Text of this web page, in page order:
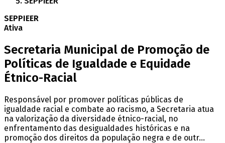
SEPPIEER
Ativa
Secretaria Municipal de Promoção de
Políticas de Igualdade e Equidade
Étnico-Racial
Responsável por promover políticas públicas de
igualdade racial e combate ao racismo, a Secretaria atua
na valorização da diversidade étnico-racial, no
enfrentamento das desigualdades históricas e na
promoção dos direitos da população negra e de outr...